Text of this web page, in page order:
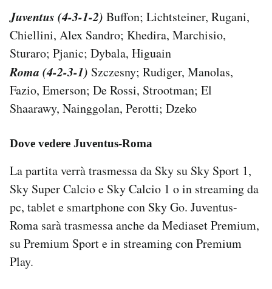
Juventus (4-3-1-2) Buffon; Lichtsteiner, Rugani,
Chiellini, Alex Sandro; Khedira, Marchisio,
Sturaro; Pjanic; Dybala, Higuain
Roma (4-2-3-1) Szczesny; Rudiger, Manolas,
Fazio, Emerson; De Rossi, Strootman; El
Shaarawy, Nainggolan, Perotti; Dzeko
Dove vedere Juventus-Roma
La partita verrà trasmessa da Sky su Sky Sport 1,
Sky Super Calcio e Sky Calcio 1 o in streaming da
pc, tablet e smartphone con Sky Go. Juventus-
Roma sarà trasmessa anche da Mediaset Premium,
su Premium Sport e in streaming con Premium
Play.